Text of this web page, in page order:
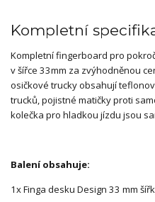
Kompletní
Kompletní fingerboard pro
v šířce 33mm za zvýhodněnou
osičkové trucky obsahují
trucků, pojistné matičky proti
kolečka pro hladkou jízdu jsou
Balení obsahuje:
1x Finga desku Design 33 mm